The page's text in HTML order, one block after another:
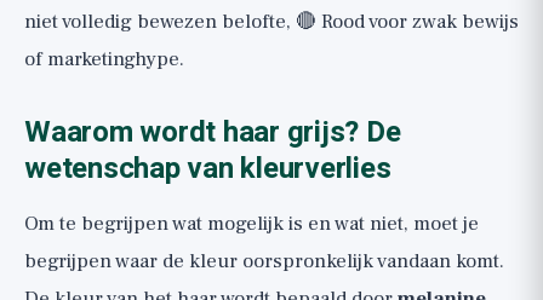
niet volledig bewezen belofte, 🔴 Rood voor zwak bewijs
of marketinghype.
Waarom wordt haar grijs? De
wetenschap van kleurverlies
Om te begrijpen wat mogelijk is en wat niet, moet je
begrijpen waar de kleur oorspronkelijk vandaan komt.